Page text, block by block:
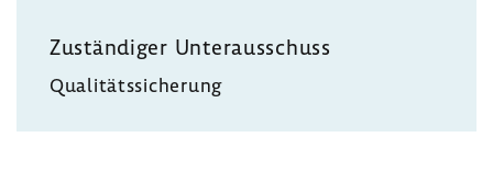
Zustän­diger Unter­aus­schuss
Quali­täts­si­che­rung